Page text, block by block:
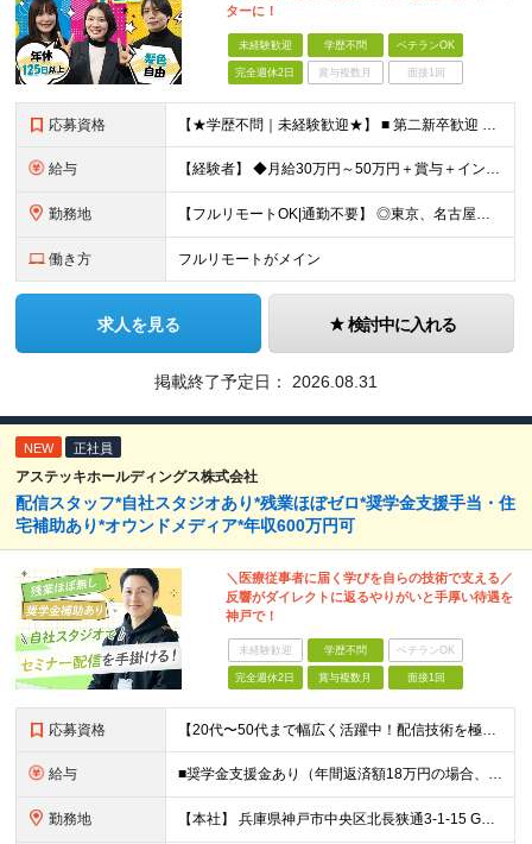
ターに！
未経験歓迎 学歴不問 ベテランOK
完全週休2日 賞与複数月 面接1回
応募資格 【★学歴不問｜未経験歓迎★】 ■ 第二新卒歓迎 ■ フリーター・社会人未経験OK ■ 動画編集経験は一切不問！ ■ タイピングが苦手でもOK！ ＼3つ以上当てはまった方はぜひご応募を／ □ 日
給与 【経験者】 ◆月給30万円～50万円＋賞与＋インセンティブ＋残業代全額支給 【未経験者】 ◆北海道エリア： 月給20万7,984円～＋賞与＋インセンティブ＋残業代全額支給 ◆東北エリア(青森
勤務地 【フルリモートOK|通勤不要】 ◎東京、名古屋、大阪、福岡を中心とした全国のプロジェクト先にて好きな場所で働けます！ ◆本社 東京都渋谷区道玄坂1-12-1 渋谷マークシティ22F ※未経験者は各
働き方 フルリモートがメイン
求人を見る 検討中に入れる
掲載終了予定日： 2026.08.31
NEW 正社員
アステッキホールディングス株式会社
配信スタッフ*自社スタジオあり*残業ほぼゼロ*奨学金支援手当・住
宅補助あり*オウンドメディア*年収600万円可
＼医療従事者に届く学びを自らの技術で支える／
反響がダイレクトに返るやりがいと手厚い待遇を
神戸で！
未経験歓迎 学歴不問 ベテランOK
完全週休2日 賞与複数月 面接1回
応募資格 【20代〜50代まで幅広く活躍中！配信技術を極めたい方】 ★周囲と円滑なコミュニケーションを取り、前向きに改善提案ができる方を歓迎します！ ◆学歴不問 ◆企業・スタジオ等でのライブ配信（Zoom/Y
給与 ■奨学金支援金あり（年間返済額18万円の場合、全額補助） ■住宅手当（1～2.5万円）＋資格取得補助あり ＼想定年収400万〜600万円／ 月給27万〜40万円＋各種手当 ※スキル・経験・前職給与
勤務地 【本社】 兵庫県神戸市中央区北長狭通3-1-15 Gビル神戸三宮3F ※転勤はありません ※(変更の範囲)上記を除く当社関連勤務地